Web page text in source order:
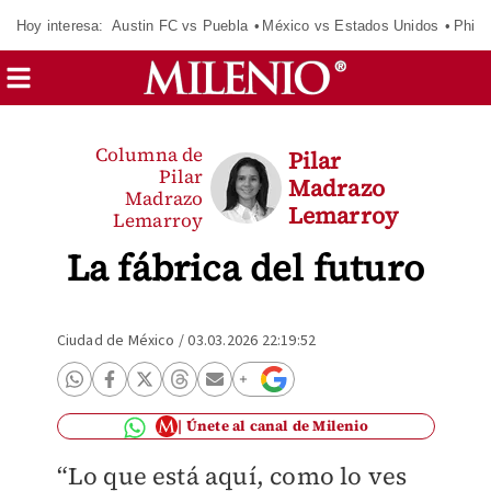
Hoy interesa: Austin FC vs Puebla México vs Estados Unidos
La fábrica del futuro
Columna de
Pilar
Madrazo
Lemarroy
Pilar
Madrazo
Lemarroy
Ciudad de México /03.03.2026 22:19:52
Únete al canal de Milenio
“Lo que está aquí, como lo ves